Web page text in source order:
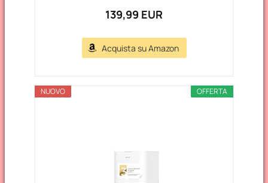
139,99 EUR
Acquista su Amazon
OFFERTA
NUOVO